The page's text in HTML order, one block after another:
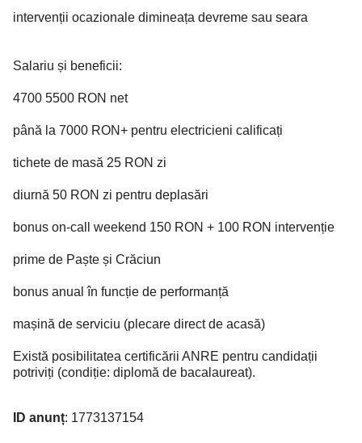
intervenții ocazionale dimineața devreme sau seara
Salariu și beneficii:
4700 5500 RON net
până la 7000 RON+ pentru electricieni calificați
tichete de masă 25 RON zi
diurnă 50 RON zi pentru deplasări
bonus on-call weekend 150 RON + 100 RON intervenție
prime de Paște și Crăciun
bonus anual în funcție de performanță
mașină de serviciu (plecare direct de acasă)
Există posibilitatea certificării ANRE pentru candidații
potriviți (condiție: diplomă de bacalaureat).
ID anunț: 1773137154